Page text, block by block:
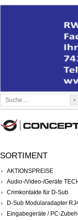
SORTIMENT
AKTIONSPREISE
Audio-/Video-/Geräte
Crimkontakte für D-Sub
D-Sub Modularadapter
Eingabegeräte / PC-